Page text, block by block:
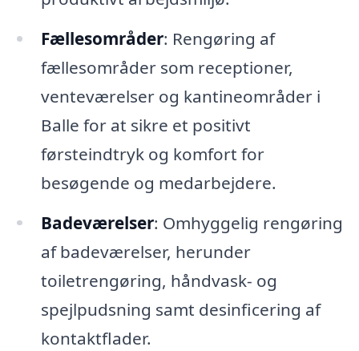
Fællesområder: Rengøring af
fællesområder som receptioner,
venteværelser og kantineområder i
Balle for at sikre et positivt
førsteindtryk og komfort for
besøgende og medarbejdere.
Badeværelser: Omhyggelig rengøring
af badeværelser, herunder
toiletrengøring, håndvask- og
spejlpudsning samt desinficering af
kontaktflader.